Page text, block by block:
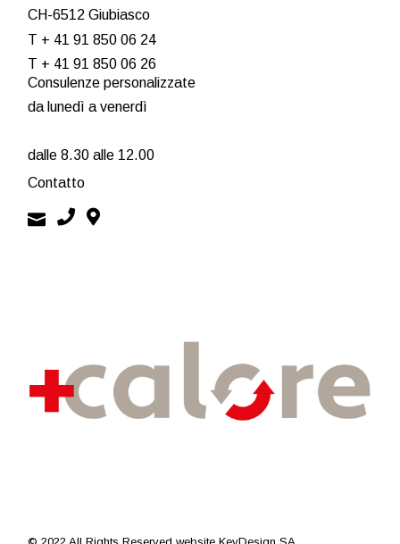
CH-6512 Giubiasco
T + 41 91 850 06 24
T + 41 91 850 06 26
Consulenze personalizzate
da lunedì a venerdì
dalle 8.30 alle 12.00
Contatto